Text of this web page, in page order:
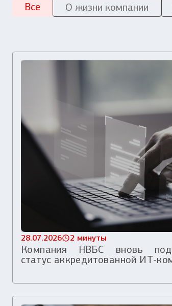
Все О жизни компании
28.07.2026 2 минуты
Компания НВБС вновь
статус аккредитованной ИТ-